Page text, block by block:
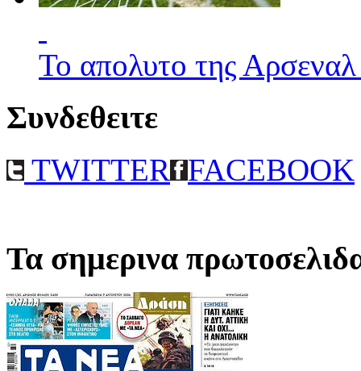
Το απολυτο της
Συνδεθειτε
TWITTER FACEBOOK
Τα σημερινα